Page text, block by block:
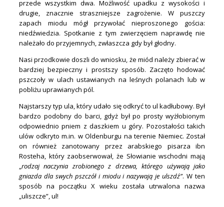
przede wszystkim dwa. Możliwość upadku z wysokości i
drugie, znacznie straszniejsze zagrożenie. W puszczy
zapach miodu mógł przywołać nieproszonego gościa:
niedźwiedzia. Spotkanie z tym zwierzęciem naprawdę nie
należało do przyjemnych, zwłaszcza gdy był głodny.
Nasi przodkowie doszli do wniosku, że miód należy zbierać w
bardziej bezpieczny i prostszy sposób. Zaczęto hodować
pszczoły w ulach ustawianych na leśnych polanach lub w
pobliżu uprawianych pól.
Najstarszy typ ula, który udało się odkryć to ul kadłubowy. Był
bardzo podobny do barci, gdyż był po prosty wyżłobionym
odpowiednio pniem z daszkiem u góry. Pozostałości takich
ulów odkryto m.in. w Oldenburgu na terenie Niemiec. Został
on również zanotowany przez arabskiego pisarza ibn
Rosteha, który zaobserwował, że Słowianie wschodni mają
rodzaj naczynia zrobionego z drzewa, którego używają jako
gniazda dla swych pszczół i miodu i nazywają je ulszdź”. W ten
sposób na początku X wieku została utrwalona nazwa
„uliszcze”, ul!